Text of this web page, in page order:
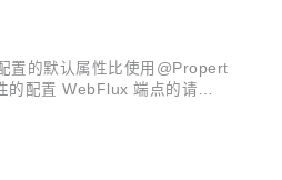
的默认属性比使用@Propert
配置 WebFlux 端点的请求调